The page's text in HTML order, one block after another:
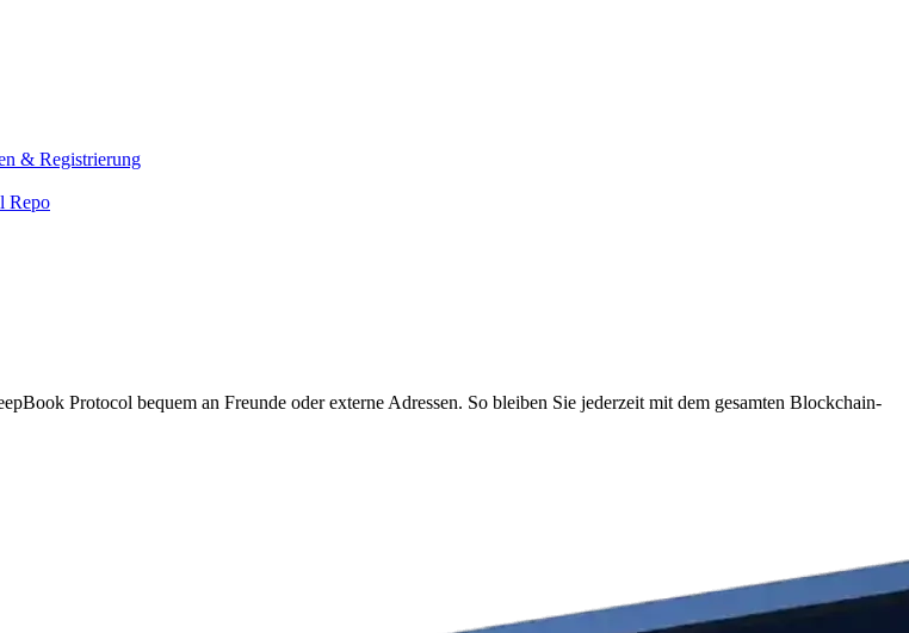
& Registrierung
Repo
Protocol bequem an Freunde oder externe Adressen. So bleiben Sie jederzeit mit dem gesamten Blockchain-